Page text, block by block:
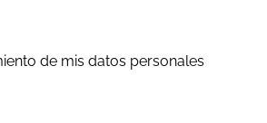
de mis datos personales